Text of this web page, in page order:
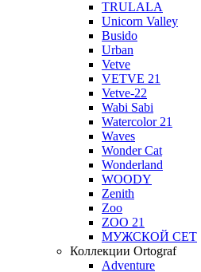
TRULALA
Unicorn Valley
Busido
Urban
Vetve
VETVE 21
Vetve-22
Wabi Sabi
Watercolor 21
Waves
Wonder Cat
Wonderland
WOODY
Zenith
Zoo
ZOO 21
МУЖСКОЙ СЕТ
Коллекции Ortograf
Adventure